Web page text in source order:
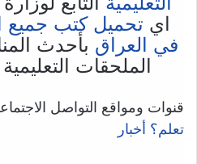
اي تحميل كتب جميع
في العراق بأحدث
الملحقات
قنوات ومواقع التواصل
تعلم؟ أخبار